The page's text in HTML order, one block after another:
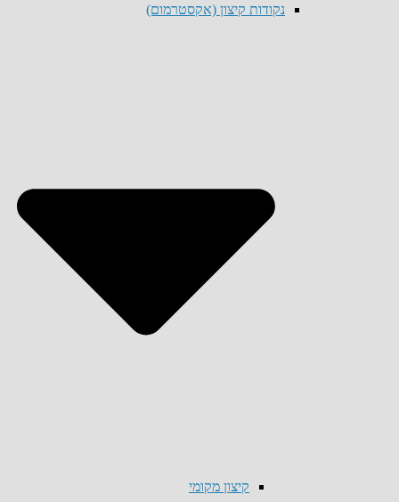
נקודות קיצון (אקסטרמום)
קיצון מקומי